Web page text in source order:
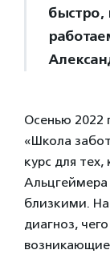
быстро,
Осенью 2022
«Школа
курс для тех,
Альцгеймера
близкими. На
диагноз,